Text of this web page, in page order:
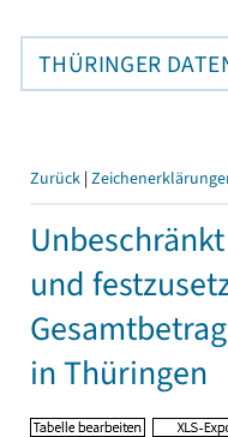
THÜRINGER
Zurück |
und
in Thüringen